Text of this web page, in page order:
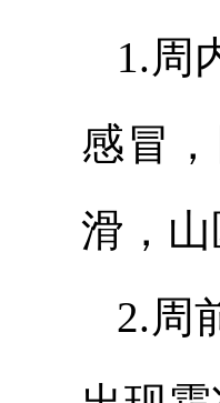
1.周
感冒
滑，
2.周